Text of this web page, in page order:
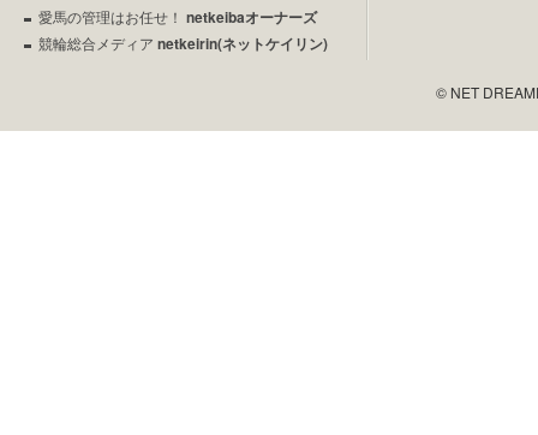
愛馬の管理はお任せ！ netkeibaオーナーズ
競輪総合メディア netkeirin(ネットケイリン)
© NET